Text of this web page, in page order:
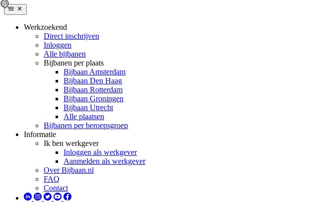
Werkzoekend
Direct inschrijven
Inloggen
Alle bijbanen
Bijbanen per plaats
Bijbaan Amsterdam
Bijbaan Den Haag
Bijbaan Rotterdam
Bijbaan Groningen
Bijbaan Utrecht
Alle plaatsen
Bijbanen per beroepsgroep
Informatie
Ik ben werkgever
Inloggen als werkgever
Aanmelden als werkgever
Over Bijbaan.nl
FAQ
Contact